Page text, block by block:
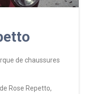
de chaussures
Rose Repetto,